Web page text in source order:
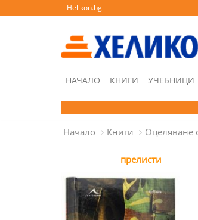
Helikon.bg
НАЧАЛО КНИГИ УЧЕБНИЦИ
Начало Книги Оцеляване
прелисти